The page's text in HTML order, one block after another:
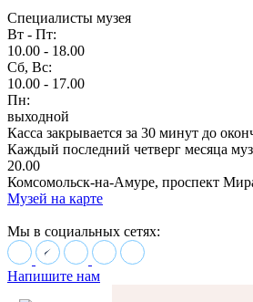
Специалисты музея
Вт - Пт:
10.00 - 18.00
Сб, Вс:
10.00 - 17.00
Пн:
выходной
Касса закрывается за 30 минут до
Каждый последний четверг месяца
20.00
Комсомольск-на-Амуре, проспект
Музей на карте
Мы в социальных сетях:
Напишите нам